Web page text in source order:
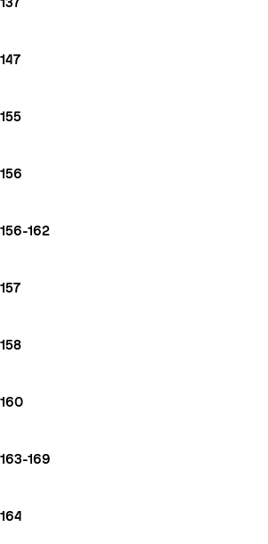
147
155
156
156-162
157
158
160
163-169
164